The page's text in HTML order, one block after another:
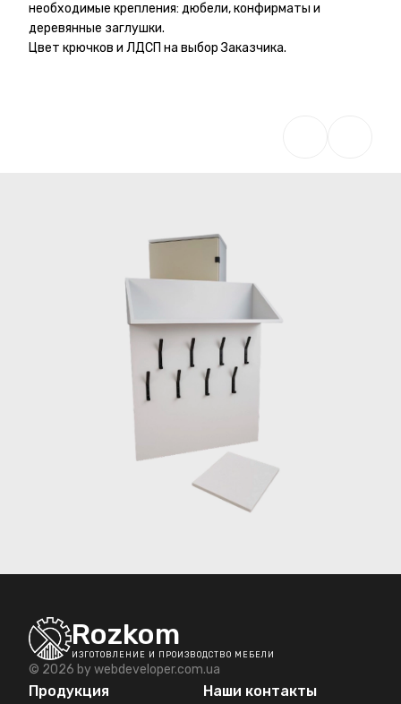
необходимые крепления: дюбели, конфирматы и
деревянные заглушки.
Цвет крючков и ЛДСП на выбор Заказчика.
Rozkom
ИЗГОТОВЛЕНИЕ И ПРОИЗВОДСТВО МЕБЕЛИ
© 2026 bywebdeveloper.com.ua
Продукция Наши контакты